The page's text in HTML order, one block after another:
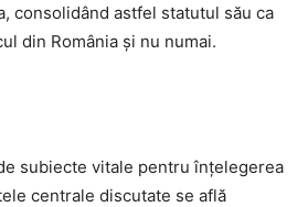
consolidând astfel statutul său ca
din România și nu numai.
subiecte vitale pentru înțelegerea
centrale discutate se află